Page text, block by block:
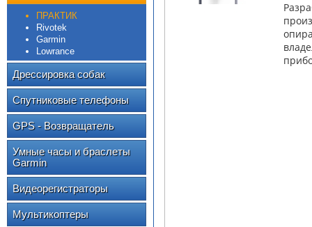
ПРАКТИК
Rivotek
Garmin
Lowrance
Дрессировка собак
Спутниковые телефоны
GPS - Возвращатель
Умные часы и браслеты
Garmin
Видеорегистраторы
Мультикоптеры